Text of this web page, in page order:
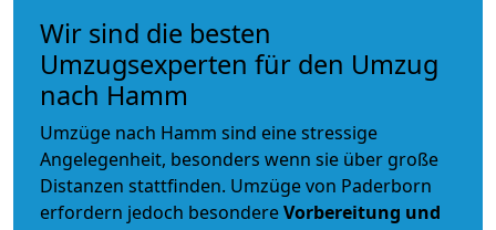
Wir sind die besten
Umzugsexperten für den Umzug
nach Hamm
Umzüge nach Hamm sind eine stressige
Angelegenheit, besonders wenn sie über große
Distanzen stattfinden. Umzüge von Paderborn
erfordern jedoch besondereVorbereitung und